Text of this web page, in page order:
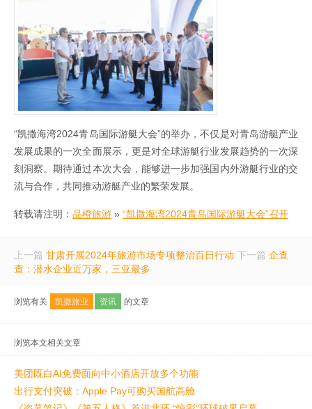
“凯撒海湾2024青岛国际游艇大会”的举办，不仅是对青岛游艇产业
发展成果的一次全面展示，更是对全球游艇行业发展趋势的一次深
刻洞察。期待通过本次大会，能够进一步加强国内外游艇行业的交
流与合作，共同推动游艇产业的繁荣发展。
转载请注明： 品橙旅游 » “凯撒海湾2024青岛国际游艇大会”召开
上一篇 甘肃开展2024年旅游市场专项整治百日行动 下一篇 企查
查：潜水企业近万家，三亚最多
浏览有关 凯撒旅业 资讯 的文章
浏览本文相关文章
美团既白AI免费面向中小酒店开放多个功能
出行支付突破：Apple Pay可购买国航高舱